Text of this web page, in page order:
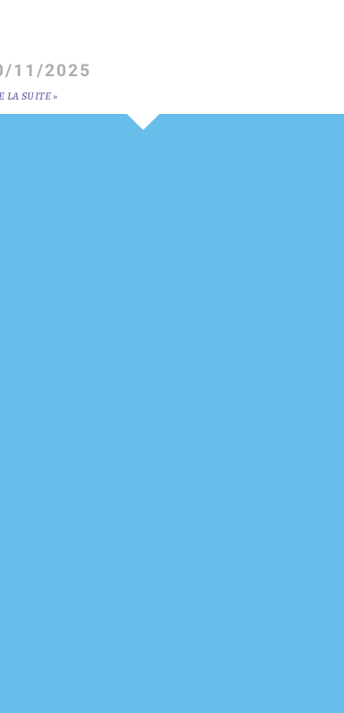
11/2025
LA SUITE »